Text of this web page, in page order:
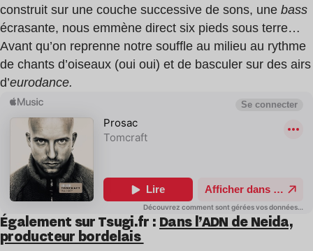
construit sur une couche successive de sons, une bass
écrasante, nous emmène direct six pieds sous terre…
Avant qu’on reprenne notre souffle au milieu au rythme
de chants d’oiseaux (oui oui) et de basculer sur des airs
d’eurodance.
Également sur Tsugi.fr : Dans l’ADN de Neida,
producteur bordelais